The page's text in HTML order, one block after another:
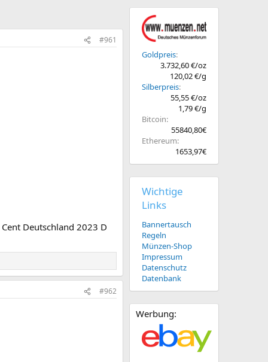
#961
Deutschland 2023 D
#962
Goldpreis
3.732,60 €/oz
120,02 €/g
Silberpreis
55,55 €/oz
1,79 €/g
Bitcoin
55840,80€
Ethereum
1653,97€
Wichtige
Links
Bannertausch
Regeln
Münzen-Shop
Impressum
Datenschutz
Datenbank
Werbung: